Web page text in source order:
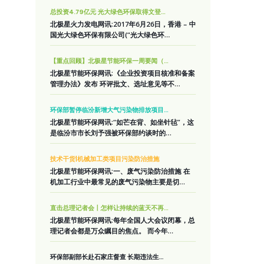
总投资4.79亿元 光大绿色环保取得文登...
北极星火力发电网讯:2017年6月26日，香港 – 中
国光大绿色环保有限公司(“光大绿色环...
【重点回顾】北极星节能环保一周要闻（...
北极星节能环保网讯:《企业投资项目核准和备案
管理办法》发布 环评批文、选址意见等不...
环保部暂停临汾新增大气污染物排放项目...
北极星节能环保网讯:“如芒在背、如坐针毡”，这
是临汾市市长刘予强被环保部约谈时的...
技术干货|机械加工类项目污染防治措施
北极星节能环保网讯:一、废气污染防治措施 在
机加工行业中最常见的废气污染物主要是切...
直击总理记者会丨怎样让持续的蓝天不再...
北极星节能环保网讯:每年全国人大会议闭幕，总
理记者会都是万众瞩目的焦点。 而今年...
环保部副部长赴石家庄督查 长期违法生...